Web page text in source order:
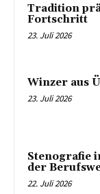
Tradition
Fortschritt
23. Juli 2026
Winzer aus
23. Juli 2026
Stenografie
der
22. Juli 2026